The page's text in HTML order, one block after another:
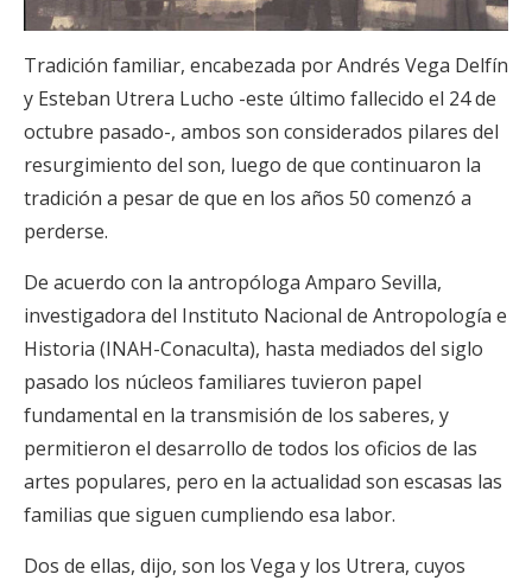
Tradición familiar, encabezada por Andrés Vega Delfín
y Esteban Utrera Lucho -este último fallecido el 24 de
octubre pasado-, ambos son considerados pilares del
resurgimiento del son, luego de que continuaron la
tradición a pesar de que en los años 50 comenzó a
perderse.
De acuerdo con la antropóloga Amparo Sevilla,
investigadora del Instituto Nacional de Antropología e
Historia (INAH-Conaculta), hasta mediados del siglo
pasado los núcleos familiares tuvieron papel
fundamental en la transmisión de los saberes, y
permitieron el desarrollo de todos los oficios de las
artes populares, pero en la actualidad son escasas las
familias que siguen cumpliendo esa labor.
Dos de ellas, dijo, son los Vega y los Utrera, cuyos